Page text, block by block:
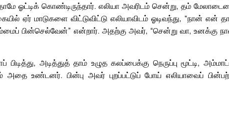
ஓட்டிக் கொண்டிருந்தார். எலியா அவரிடம் சென்று, தம்
ஏர் மாடுகளை விட்டுவிட்டு எலியாவிடம் ஓடிவந்து, “நான் என்
பின்செல்வேன்” என்றார். அதற்கு அவர், “சென்று வா, உனக்கு
அடித்துத் தாம் உழுத கலப்பைக்கு நெருப்பு மூட்டி,
உண்டனர். பின்பு அவர் புறப்பட்டுப் போய் எலியாவைப்